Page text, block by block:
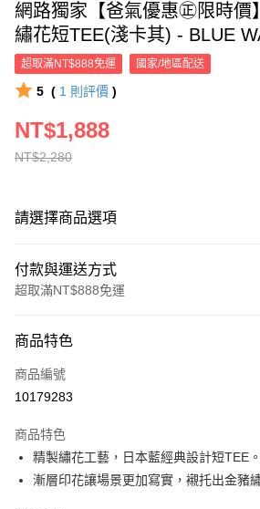
網路獨家【爸氣優惠㊣限時價
繡花短TEE(淺卡
超取滿NT$888免運 國家/地區配送
5 ( 1 則評價 )
NT$2,280
NT$1,888
請選擇商品選項
付款與運送方式
超取滿NT$888免運
信用卡一次付款
超商取貨付款
Apple Pay
街口支付
商品特色
商品編號
10179283
商品特色
精製繡花工藝，日本藍經典設計短TEE。
漸層印花讓場景更加寫實，襯托出金豬